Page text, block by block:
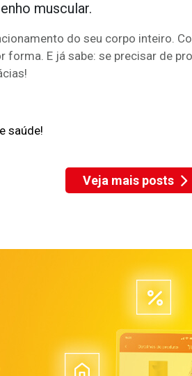
muscular.
do seu corpo inteiro.
forma. E já sabe: se precisar de
saúde!
Veja mais posts